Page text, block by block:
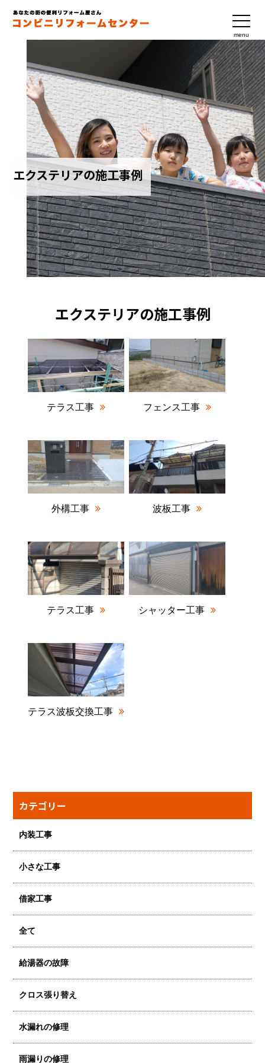
menu
エクステリアの施工事例
エクステリアの施工事例
テラス工事 フェンス工事
外構工事 波板工事
テラス工事 シャッター工事
テラス波板交換工事
カテゴリー
内装工事
小さな工事
借家工事
全て
給湯器の故障
クロス張り替え
水漏れの修理
雨漏りの修理